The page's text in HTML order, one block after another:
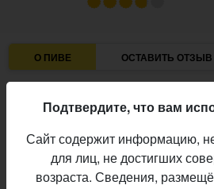
О ПИВЕ ОСТАВИТЬ ОТЗЫВ
Пивоварня:
Алкоголь:
6,0%
Начало
выпуска:
02.09.2023
Подтвердите, что вам
Сайт содержит информацию,
для лиц, не достигших
возраста. Сведения,